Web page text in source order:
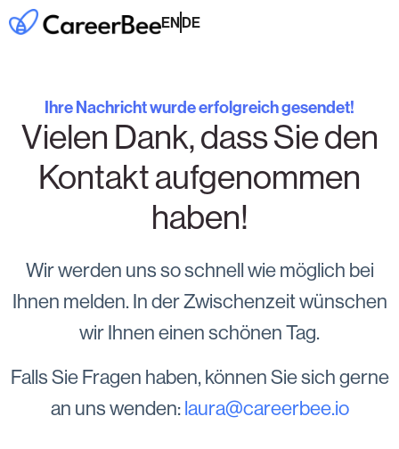
ENDE
Ihre Nachricht wurde erfolgreich gesendet!
Vielen Dank, dass Sie den
Kontakt aufgenommen
haben!
Wir werden uns so schnell wie möglich bei
Ihnen melden. In der Zwischenzeit wünschen
wir Ihnen einen schönen Tag.
Falls Sie Fragen haben, können Sie sich gerne
an uns wenden:laura@careerbee.io